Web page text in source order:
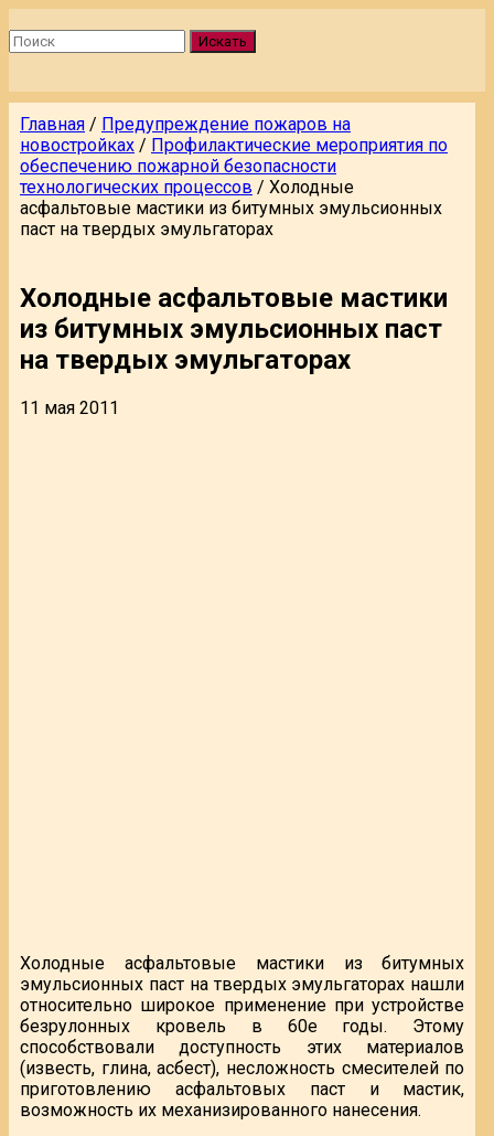
Искать
Главная / Предупреждение пожаров на
новостройках / Профилактические мероприятия по
обеспечению пожарной безопасности
технологических процессов / Холодные
асфальтовые мастики из битумных эмульсионных
паст на твердых эмульгаторах
Холодные асфальтовые мастики
из битумных эмульсионных паст
на твердых эмульгаторах
11 мая 2011
Холодные асфальтовые мастики из битумных
эмульсионных паст на твердых эмульгаторах нашли
относительно широкое применение при устройстве
безрулонных кровель в 60е годы. Этому
способствовали доступность этих материалов
(известь, глина, асбест), несложность смесителей по
приготовлению асфальтовых паст и мастик,
возможность их механизированного нанесения.